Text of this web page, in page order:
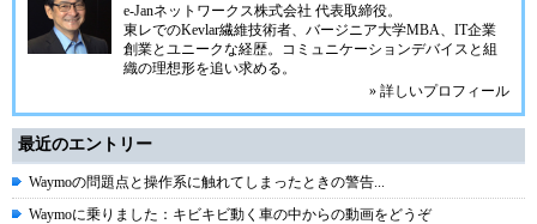
e-Janネットワークス株式会社 代表取締役。
東レでのKevlar繊維技術者、 バージニア大学MBA 、IT企業
創業とユニークな経歴。
コミュニケーションデバイスと組
織の理想形を追い求める。
» 詳しいプロフィール
最近のエントリー
Waymoの問題点と操作系に触れてしまったときの警告...
Waymoに乗りました：キビキビ動く車の中からの動画をどうぞ